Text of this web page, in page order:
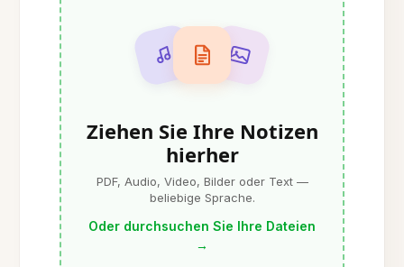
Ziehen Sie Ihre Notizen
hierher
PDF, Audio, Video, Bilder oder Text —
beliebige Sprache.
Oder durchsuchen Sie Ihre Dateien
→